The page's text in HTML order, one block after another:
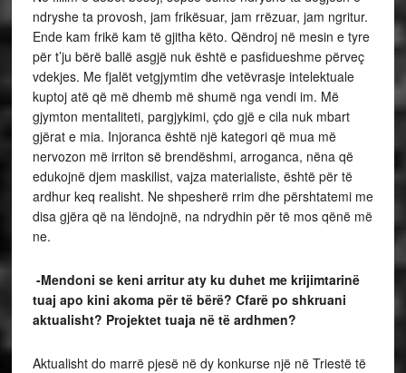
ndryshe ta provosh, jam frikësuar, jam rrëzuar, jam ngritur.
Ende kam frikë kam të gjitha këto. Qëndroj në mesin e tyre
për t’ju bërë ballë asgjë nuk është e pasfidueshme përveç
vdekjes. Me fjalët vetgjymtim dhe vetëvrasje intelektuale
kuptoj atë që më dhemb më shumë nga vendi im. Më
gjymton mentaliteti, pargjykimi, çdo gjë e cila nuk mbart
gjërat e mia. Injoranca është një kategori që mua më
nervozon më irriton së brendëshmi, arroganca, nëna që
edukojnë djem maskilist, vajza materialiste, është për të
ardhur keq realisht. Ne shpesherë rrim dhe përshtatemi me
disa gjëra që na lëndojnë, na ndrydhin për të mos qënë më
ne.
-Mendoni se keni arritur aty ku duhet me krijimtarinë
tuaj apo kini akoma për të bërë? Cfarë po shkruani
aktualisht? Projektet tuaja në të ardhmen?
Aktualisht do marrë pjesë në dy konkurse një në Triestë të